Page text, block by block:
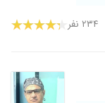
۲۳۴ نفر